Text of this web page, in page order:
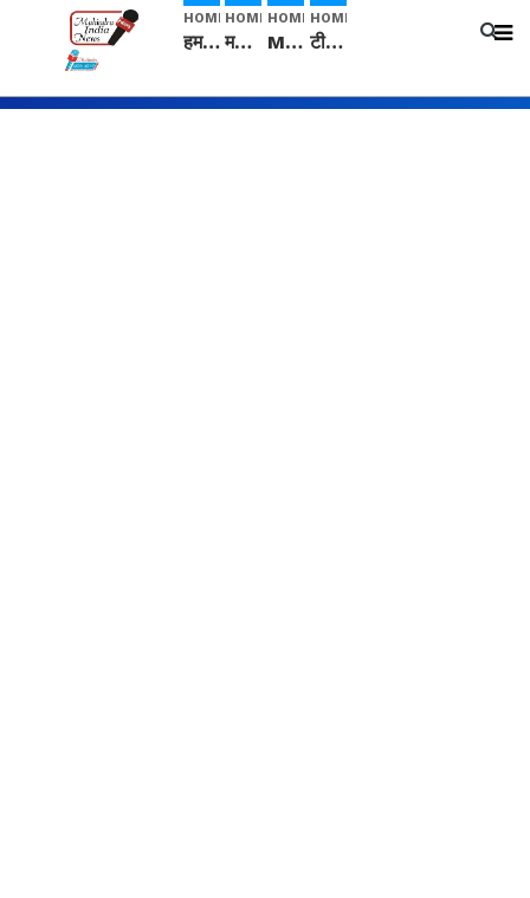
HOME
हम सनातनी..." सांसद kangana Ranaut से क्या बोली लड़की? Viral Jantar-Mantar | CJP protest
HOME
मनीषा हत्याकांड: हत्या, आत्महत्या या कोई बड़ा राज? | Full Story | Josh Haryana
HOME
Mangalsutra: हिंदू धर्म में शादी के बाद मंगलसूत्र क्यों पहनती है महिलाएं, किसने शुरु की ये परंपरा
HOME
टीम बीकेई ने एग्रीकल्चर ग्रेड की यूरिया खाद गट्टों में बदलकर टेक्निकल ग्रेड में बेचने वालों पर करवाई कार्रवाई: लखविंदर सिंह औलख